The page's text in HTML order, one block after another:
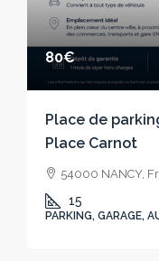
80€
Place de
Place Carnot
54000 NANCY,
15
PARKING, GARAGE,